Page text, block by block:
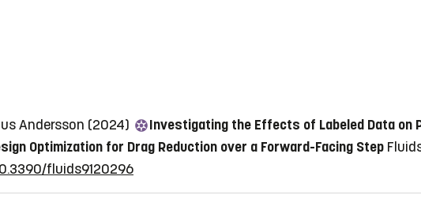
Andersson (2024)
Investigating the Effects of Labeled Data
Optimization for Drag Reduction over a Forward-Facing Step
fluids9120296